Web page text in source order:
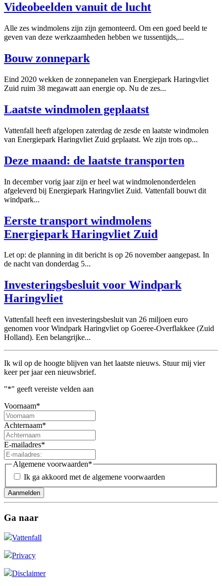
Videobeelden vanuit de lucht
Alle zes windmolens zijn zijn gemonteerd. Om een goed beeld te
geven van deze werkzaamheden hebben we tussentijds,...
Bouw zonnepark
Eind 2020 wekken de zonnepanelen van Energiepark Haringvliet
Zuid ruim 38 megawatt aan energie op. Nu de zes...
Laatste windmolen geplaatst
Vattenfall heeft afgelopen zaterdag de zesde en laatste windmolen
van Energiepark Haringvliet Zuid geplaatst. We zijn trots op...
Deze maand: de laatste transporten
In december vorig jaar zijn er heel wat windmolenonderdelen
afgeleverd bij Energiepark Haringvliet Zuid. Vattenfall bouwt dit
windpark...
Eerste transport windmolens
Energiepark Haringvliet Zuid
Let op: de planning in dit bericht is op 26 november aangepast. In
de nacht van donderdag 5...
Investeringsbesluit voor Windpark
Haringvliet
Vattenfall heeft een investeringsbesluit van 26 miljoen euro
genomen voor Windpark Haringvliet op Goeree-Overflakkee (Zuid
Holland). Een belangrijke...
Ik wil op de hoogte blijven van het laatste nieuws. Stuur mij vier
keer per jaar een nieuwsbrief.
"*" geeft vereiste velden aan
Voornaam*
Achternaam*
E-mailadres*
Algemene voorwaarden*
Ik ga akkoord met de algemene voorwaarden
Ga naar
Vattenfall
Privacy
Disclaimer